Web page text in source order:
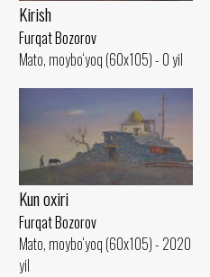
Kirish
Furqat Bozorov
Mato, moybo‘yoq (60x105) - 0 yil
Kun oxiri
Furqat Bozorov
Mato, moybo‘yoq (60x105) - 2020
yil